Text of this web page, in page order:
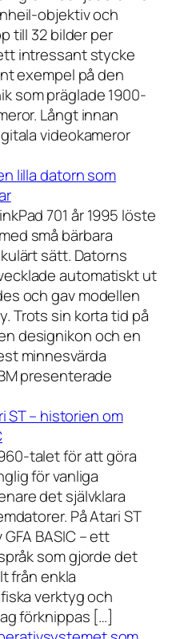
objektiv och
till 32 bilder per
intressant stycke
exempel på den
som präglade 1900-
Långt innan
videokameror
lilla datorn som
701 år 1995 löste
små bärbara
sätt. Datorns
automatiskt ut
och gav modellen
Trots sin korta tid på
designikon och en
minnesvärda
presenterade
ST – historien om
talet för att göra
för vanliga
det självklara
På Atari ST
BASIC – ett
som gjorde det
från enkla
verktyg och
förknippas […]